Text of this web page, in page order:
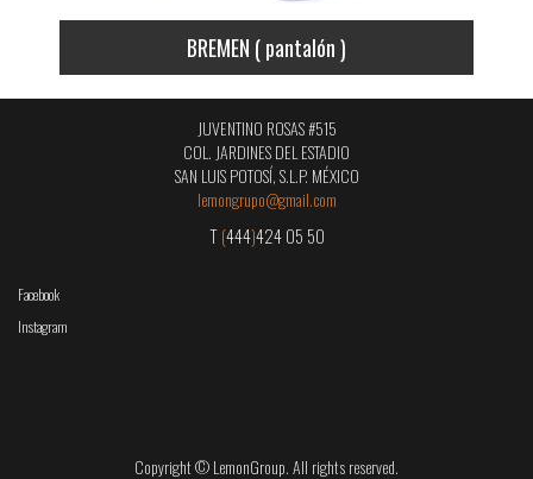
BREMEN ( pantalón )
JUVENTINO ROSAS #515
COL. JARDINES DEL ESTADIO
SAN LUIS POTOSÍ, S.L.P. MÉXICO
lemongrupo@gmail.com
T(444)424 05 50
Facebook
Instagram
Copyright © LemonGroup. All rights reserved.